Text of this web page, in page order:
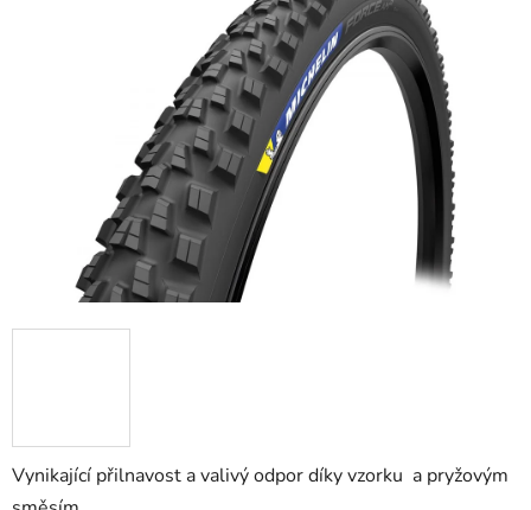
Vynikající přilnavost a valivý odpor díky vzorku a pryžovým